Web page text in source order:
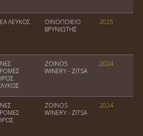
ΛΕΥΚΟΣ
ΟΙΝΟΠΟΙΕΙΟ
ΒΡΥΝΙΩΤΗΣ
2025
ZOINOS
WINERY - ZITSA
2024
ZOINOS
WINERY - ZITSA
2024